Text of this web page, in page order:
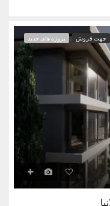
جهت فروش پروژه های جدید